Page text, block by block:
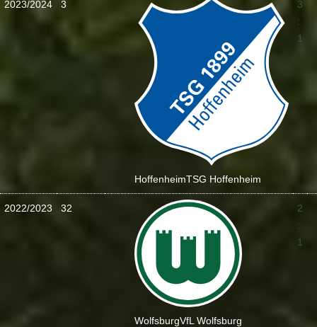
2023/2024 3
HoffenheimTSG Hoffenheim
3
:
1
2022/2023 32
WolfsburgVfL Wolfsburg
2
:
1